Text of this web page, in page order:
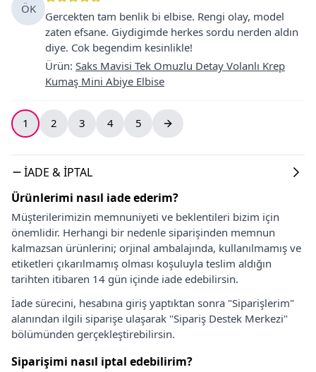
ÖK
Gercekten tam benlik bi elbise. Rengi olay, model
zaten efsane. Giydigimde herkes sordu nerden aldın
diye. Cok begendim kesinlikle!
Ürün: Saks Mavisi Tek Omuzlu Detay Volanlı Krep
Kumaş Mini Abiye Elbise
1 2 3 4 5
İADE & İPTAL
Ürünlerimi nasıl iade ederim?
Müşterilerimizin memnuniyeti ve beklentileri bizim için
önemlidir. Herhangi bir nedenle siparişinden memnun
kalmazsan ürünlerini; orjinal ambalajında, kullanılmamış ve
etiketleri çıkarılmamış olması koşuluyla teslim aldığın
tarihten itibaren 14 gün içinde iade edebilirsin.
İade sürecini, hesabına giriş yaptıktan sonra "Siparişlerim"
alanından ilgili siparişe ulaşarak "Sipariş Destek Merkezi"
bölümünden gerçekleştirebilirsin.
Siparişimi nasıl iptal edebilirim?